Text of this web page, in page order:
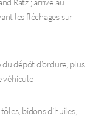
Ratz ; arrivé au
les fléchages sur
dépôt d’ordure, plus
véhicule
bidons d’huiles,